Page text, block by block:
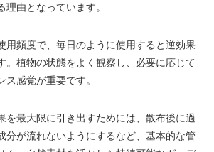
由となっています。
用頻度で、毎日のように使用すると逆効果
。植物の状態をよく観察し、必要に応じて
感覚が重要です。
を最大限に引き出すためには、散布後に過
分が流れないようにするなど、基本的な管